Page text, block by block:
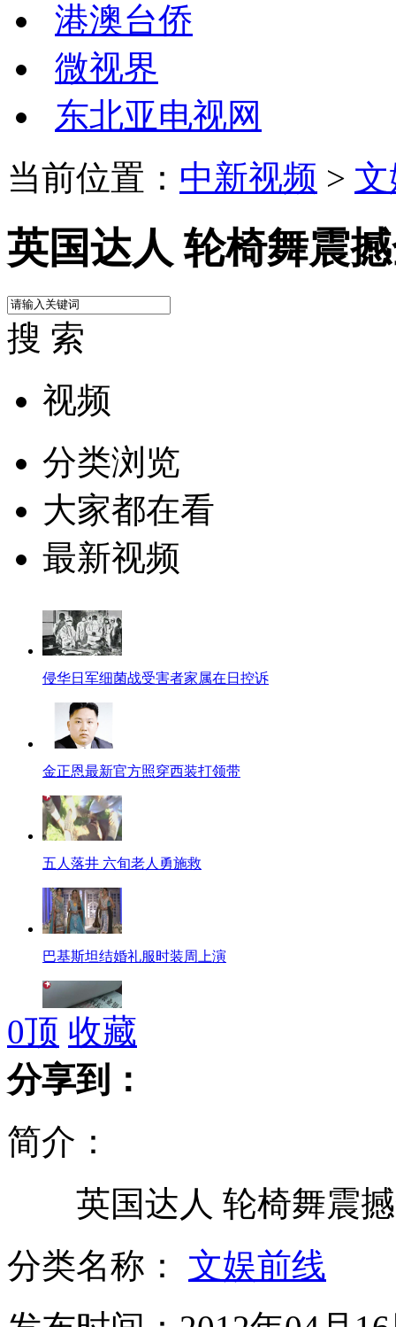
港澳台侨
微视界
东北亚电视网
当前位置： 中新视频 >
英国达人 轮椅舞震
搜 索
视频
分类浏览
大家都在看
最新视频
侵华日军细菌战受害者家属在日控诉
金正恩最新官方照穿西装打领带
五人落井 六旬老人勇施救
巴基斯坦结婚礼服时装周上演
银行九千错当九万 取款人拒还款
镇店之宝被盗 店主悬赏万元抓贼
0顶 收藏
分享到：
简介：
英国达人 轮椅舞震撼
分类名称： 文娱前线